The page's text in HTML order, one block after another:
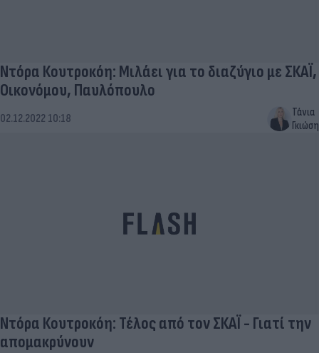
Ντόρα Κουτροκόη: Μιλάει για το διαζύγιο με ΣΚΑΪ,
Οικονόμου, Παυλόπουλο
02.12.2022 10:18
Τάνια
Γκιώση
Ντόρα Κουτροκόη: Τέλος από τον ΣΚΑΪ - Γιατί την
απομακρύνουν